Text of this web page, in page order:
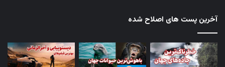
آخرین پست های اصلاح شده